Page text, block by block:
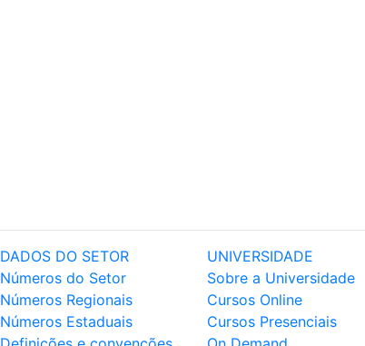
DADOS DO SETOR
Números do Setor
Números Regionais
Números Estaduais
UNIVERSIDADE
Sobre a Universidade
Cursos Online
Cursos Presenciais